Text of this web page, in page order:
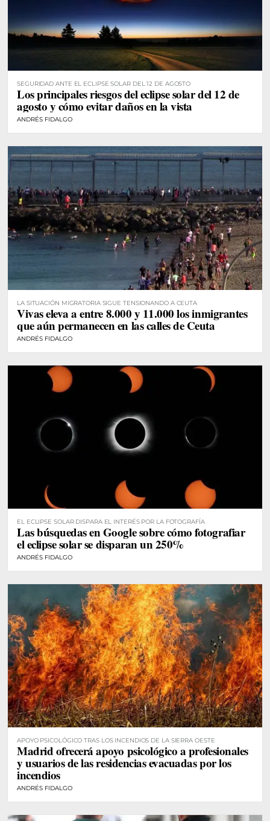
SEGURIDAD ANTE EL ECLIPSE SOLAR DEL 12 DE AGOSTO
Los principales riesgos del eclipse solar del 12 de
agosto y cómo evitar daños en la vista
ANDRÉS FIDALGO
LA SITUACIÓN MIGRATORIA SIGUE TENSIONANDO A CEUTA
Vivas eleva a entre 8.000 y 11.000 los inmigrantes
que aún permanecen en las calles de Ceuta
ANDRÉS FIDALGO
EL ECLIPSE SOLAR DISPARA EL INTERÉS POR LA FOTOGRAFÍA
Las búsquedas en Google sobre cómo fotografiar
el eclipse solar se disparan un 250%
ANDRÉS FIDALGO
APOYO PSICOLÓGICO TRAS LOS INCENDIOS DE LA SIERRA OESTE
Madrid ofrecerá apoyo psicológico a profesionales
y usuarios de las residencias evacuadas por los
incendios
ANDRÉS FIDALGO